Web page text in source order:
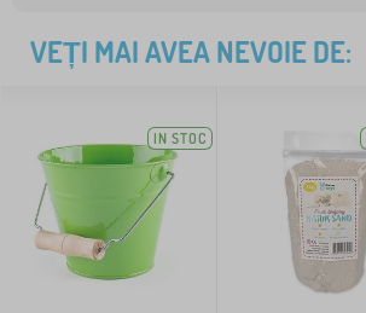
VEȚI MAI AVEA NEVOIE DE:
IN STOC